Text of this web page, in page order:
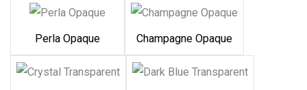
Perla Opaque Champagne Opaque